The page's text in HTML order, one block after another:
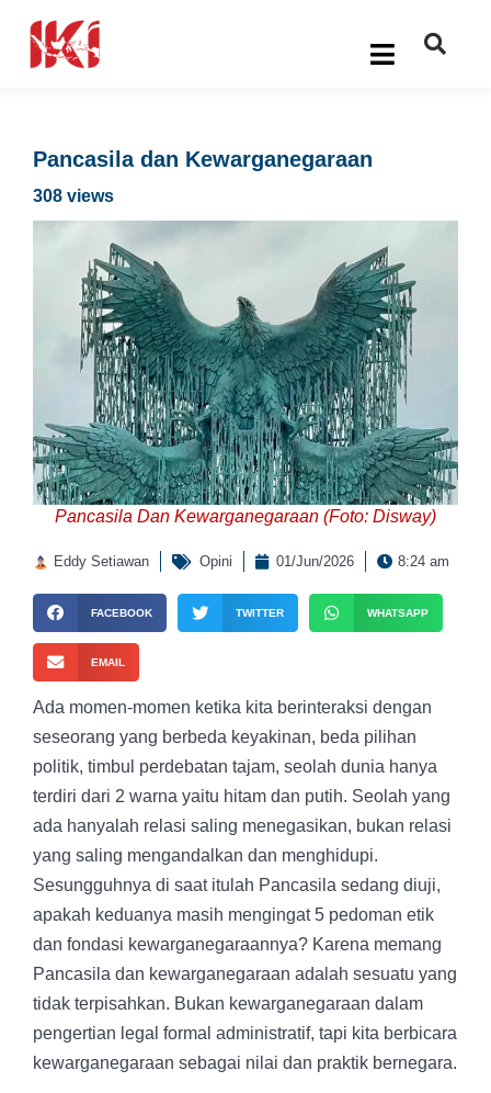
Pancasila dan Kewarganegaraan
308 views
Pancasila Dan Kewarganegaraan (Foto: Disway)
Eddy Setiawan Opini 01/Jun/2026 8:24 am
FACEBOOK TWITTER WHATSAPP
EMAIL
Ada momen-momen ketika kita berinteraksi dengan
seseorang yang berbeda keyakinan, beda pilihan
politik, timbul perdebatan tajam, seolah dunia hanya
terdiri dari 2 warna yaitu hitam dan putih. Seolah yang
ada hanyalah relasi saling menegasikan, bukan relasi
yang saling mengandalkan dan menghidupi.
Sesungguhnya di saat itulah Pancasila sedang diuji,
apakah keduanya masih mengingat 5 pedoman etik
dan fondasi kewarganegaraannya? Karena memang
Pancasila dan kewarganegaraan adalah sesuatu yang
tidak terpisahkan. Bukan kewarganegaraan dalam
pengertian legal formal administratif, tapi kita berbicara
kewarganegaraan sebagai nilai dan praktik bernegara.